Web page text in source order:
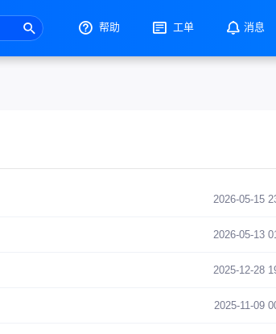
帮助 工单 消息
2026-05-15
2026-05-13
2025-12-28
2025-11-09